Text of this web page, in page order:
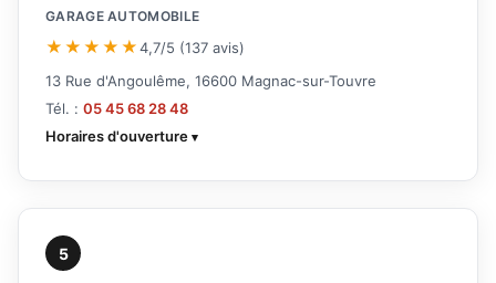
GARAGE AUTOMOBILE
★★★★★4,7/5 (137 avis)
13 Rue d'Angoulême, 16600 Magnac-sur-Touvre
Tél. : 05 45 68 28 48
Horaires d'ouverture
5